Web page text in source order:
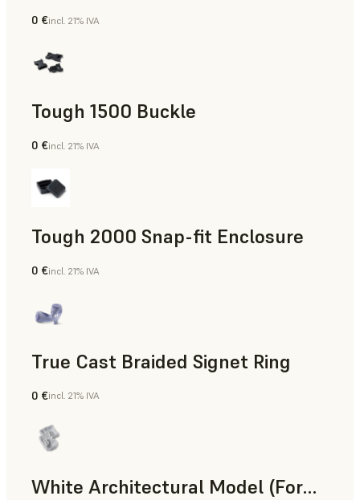
Odontología
0 €incl. 21% IVA
Tough 1500 Buckle
Ingeniería
0 €incl. 21% IVA
Tough 2000 Snap-fit Enclosure
Ingeniería
0 €incl. 21% IVA
True Cast Braided Signet Ring
Joyería
0 €incl. 21% IVA
White Architectural Model (Form 4)